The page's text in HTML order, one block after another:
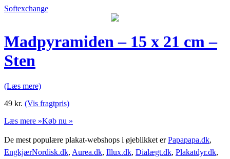
Softexchange
Madpyramiden – 15 x 21 cm –
Sten
(Læs mere)
49 kr. (Vis fragtpris)
Læs mere »Køb nu »
De mest populære plakat-webshops i øjeblikket erPapapapa.dk,
EngkjærNordisk.dk, Aurea.dk, Illux.dk, Dialægt.dk, Plakatdyr.dk,